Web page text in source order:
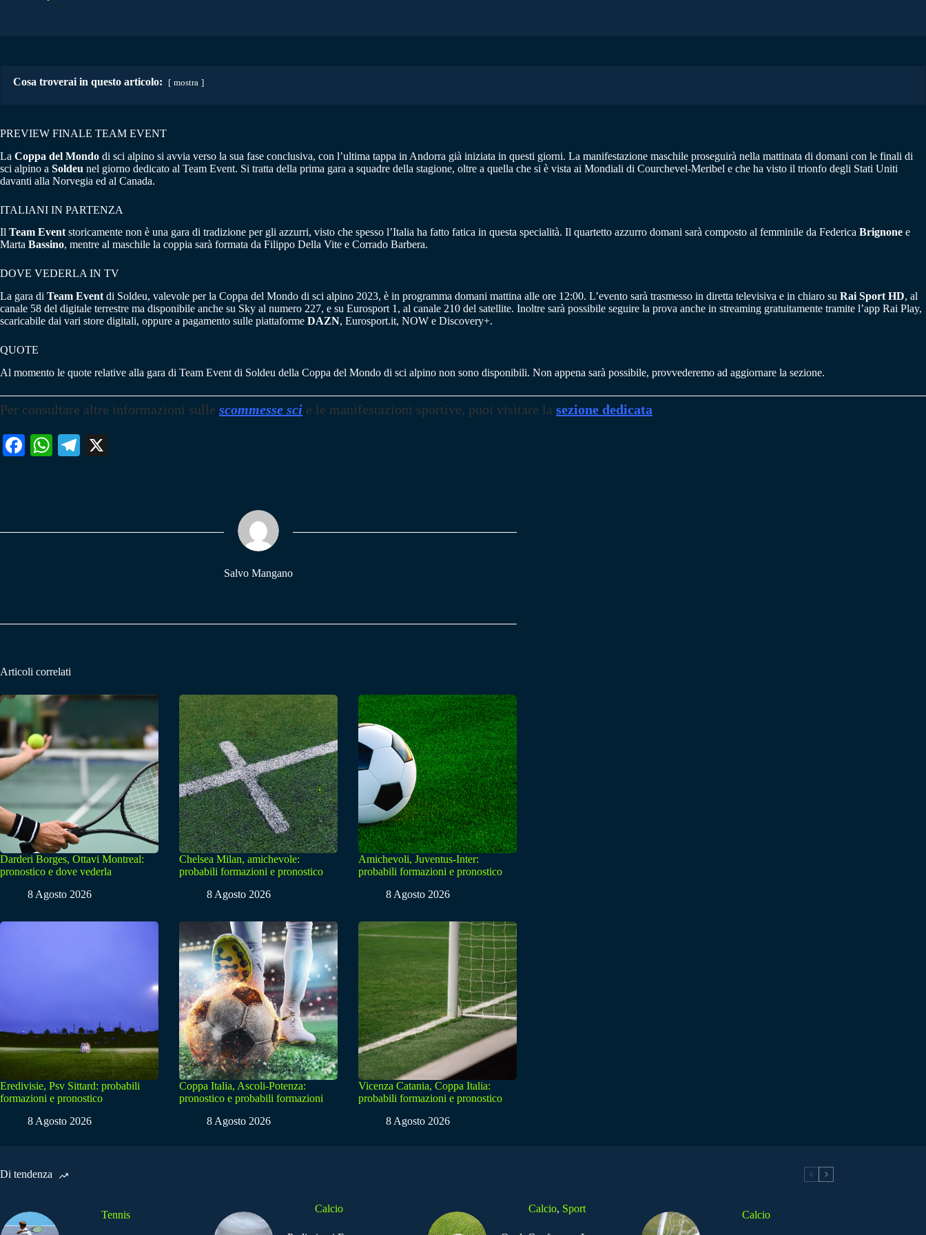
Cosa troverai in questo articolo: mostra
PREVIEW FINALE TEAM EVENT
La Coppa del Mondo di sci alpino si avvia verso la sua fase conclusiva, con l’ultima tappa in Andorra già iniziata in questi giorni. La manifestazione maschile proseguirà nella mattinata di domani con le finali di
sci alpino a Soldeu nel giorno dedicato al Team Event. Si tratta della prima gara a squadre della stagione, oltre a quella che si è vista ai Mondiali di Courchevel-Meribel e che ha visto il trionfo degli Stati Uniti
davanti alla Norvegia ed al Canada.
ITALIANI IN PARTENZA
Il Team Eventstoricamente non è una gara di tradizione per gli azzurri, visto che spesso l’Italia ha fatto fatica in questa specialità. Il quartetto azzurro domani sarà composto al femminile da Federica Brignone e
Marta Bassino, mentre al maschile la coppia sarà formata da Filippo Della Vite e Corrado Barbera.
DOVE VEDERLA IN TV
La gara di Team Event di Soldeu, valevole per la Coppa del Mondo di sci alpino 2023, è in programma domani mattina alle ore 12:00. L’evento sarà trasmesso in diretta televisiva e in chiaro su Rai Sport HD, al
canale 58 del digitale terrestre ma disponibile anche su Sky al numero 227, e su Eurosport 1, al canale 210 del satellite. Inoltre sarà possibile seguire la prova anche in streaming gratuitamente tramite l’app Rai Play,
scaricabile dai vari store digitali, oppure a pagamento sulle piattaforme DAZN, Eurosport.it, NOW e Discovery+.
QUOTE
Al momento le quote relative alla gara di Team Event di Soldeu della Coppa del Mondo di sci alpino non sono disponibili. Non appena sarà possibile, provvederemo ad aggiornare la sezione.
Per consultare altre informazioni sulle scommesse sci e le manifestazioni sportive, puoi visitare la sezione dedicata
Fa W
pp
Te
m
Salvo Mangano
Articoli correlati
Darderi Borges, Ottavi Montreal:
pronostico e dove vederla
8 Agosto 2026
Chelsea Milan, amichevole:
probabili formazioni e pronostico
8 Agosto 2026
Amichevoli, Juventus-Inter:
probabili formazioni e pronostico
8 Agosto 2026
Eredivisie, Psv Sittard: probabili
formazioni e pronostico
8 Agosto 2026
Coppa Italia, Ascoli-Potenza:
pronostico e probabili formazioni
8 Agosto 2026
Vicenza Catania, Coppa Italia:
probabili formazioni e pronostico
8 Agosto 2026
Di tendenza
Tennis
Calcio Calcio, Sport
Calcio